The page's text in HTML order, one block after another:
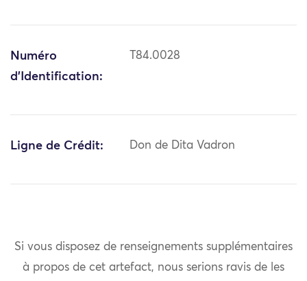
Numéro
d'Identification:
T84.0028
Ligne de Crédit: Don de Dita Vadron
Si vous disposez de renseignements supplémentaires
à propos de cet artefact, nous serions ravis de les